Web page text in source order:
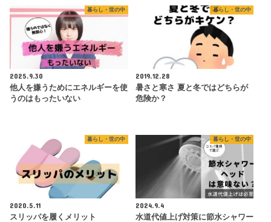
暮らし・世の中
2025.9.30
他人を嫌うためにエネルギーを使
うのはもったいない
暮らし・世の中
2019.12.28
暑さと寒さ 夏と冬ではどちらが
危険か？
暮らし・世の中
2020.5.11
スリッパを履くメリット
暮らし・世の中
2024.9.4
水道代値上げ対策に節水シャワー